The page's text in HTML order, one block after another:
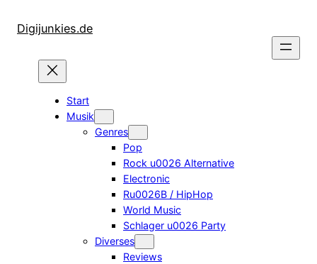
InhaltDigijunkies.de
Start
Musik
Genres
Pop
Rock u0026 Alternative
Electronic
Ru0026B / HipHop
World Music
Schlager u0026 Party
Diverses
Reviews